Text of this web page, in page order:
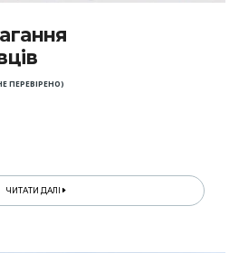
ПЕРЕВІРЕНО)
ЧИТАТИ ДАЛІ